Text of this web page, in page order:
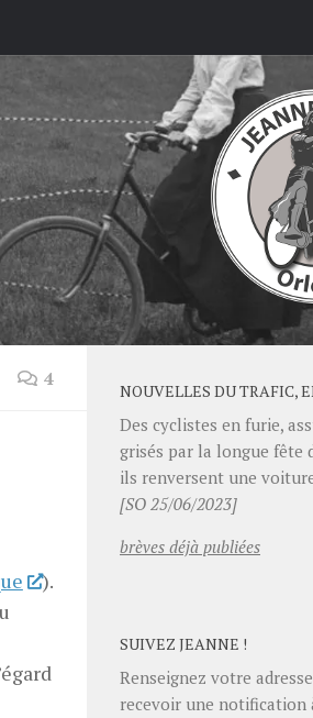
4
).
NOUVELLES DU TRAFIC,
Des cyclistes en furie,
grisés par la longue fête
ils renversent une
[SO 25/06/2023]
brèves déjà publiées
SUIVEZ JEANNE !
Renseignez votre
recevoir une notification